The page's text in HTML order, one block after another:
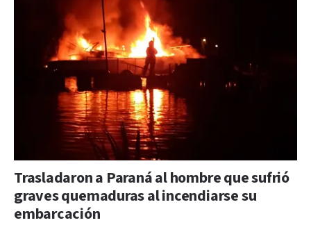
Trasladaron a Paraná al hombre que sufrió
graves quemaduras al incendiarse su
embarcación